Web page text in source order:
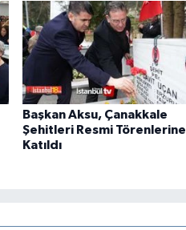
Başkan Aksu, Çanakkale
Şehitleri Resmi Törenlerine
Katıldı